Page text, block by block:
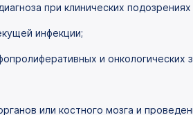
при клинических
инфекции;
и
или костного мозга и